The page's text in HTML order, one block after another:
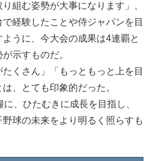
組む姿勢が大事になります」、
経験したことや侍ジャパンを目
うに、今大会の成果は4連覇と
示すものだ。
くさん」「もっともっと上を目
、とても印象的だった。
、ひたむきに成長を目指し、
球の未来をより明るく照らすも